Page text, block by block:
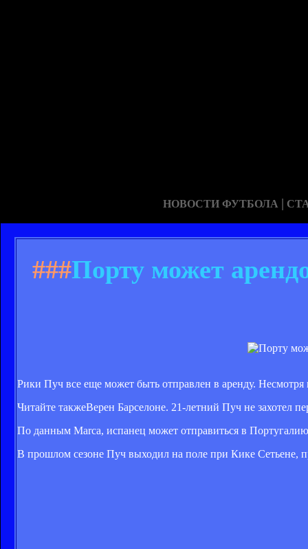
НОВОСТИ ФУТБОЛА |
###Порту может
Рики Пуч все еще может быть отправлен в аренду.
Читайте такжеВерен Барселоне. 21-летний Пуч не захотел
По данным Marca, испанец может отправиться в
В прошлом сезоне Пуч выходил на поле при Кике Сетьене,